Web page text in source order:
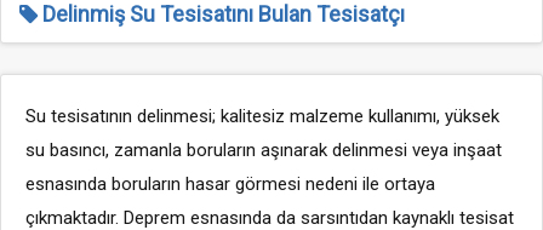
Delinmiş Su Tesisatını Bulan Tesisatçı
Su tesisatının delinmesi; kalitesiz malzeme kullanımı, yüksek
su basıncı, zamanla boruların aşınarak delinmesi veya inşaat
esnasında boruların hasar görmesi nedeni ile ortaya
çıkmaktadır. Deprem esnasında da sarsıntıdan kaynaklı tesisat